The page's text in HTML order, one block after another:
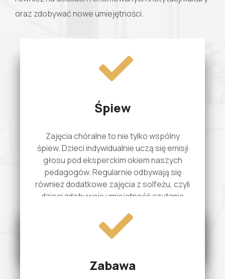
oraz zdobywać nowe umiejętności.
Śpiew
Zajęcia chóralne to nie tylko wspólny
śpiew. Dzieci indywidualnie uczą się emisji
głosu pod eksperckim okiem naszych
pedagogów. Regularnie odbywają się
również dodatkowe zajęcia z solfeżu, czyli
dzieci zdobywają umiejętność czytania
słuchowej analizy muzyki.
Zabawa